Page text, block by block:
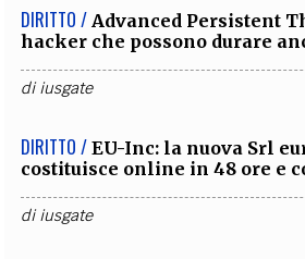
DIRITTO / Advanced Persistent
hacker che possono durare
diiusgate
DIRITTO / EU-Inc: la nuova Srl
costituisce online in 48 ore e
diiusgate